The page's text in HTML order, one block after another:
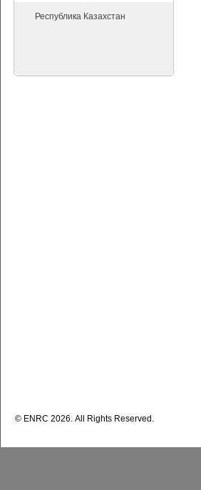
Республика Казахстан
© ENRС 2026. All Rights Reserved.